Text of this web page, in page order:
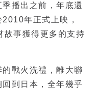
播出之前，年底還
年正式上映，
故事獲得更多的支持
戰火洗禮，離大聯
到日本，全年幾乎